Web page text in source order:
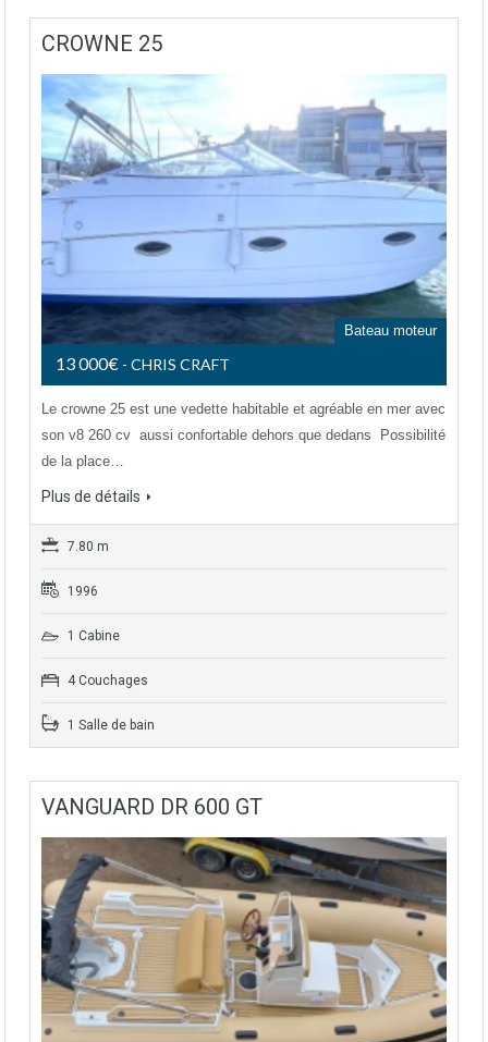
CROWNE 25
Bateau moteur
13 000€ - CHRIS CRAFT
Le crowne 25 est une vedette habitable et agréable en mer avec
son v8 260 cv aussi confortable dehors que dedans Possibilité
de la place…
Plus de détails
7.80 m
1996
1 Cabine
4 Couchages
1 Salle de bain
VANGUARD DR 600 GT